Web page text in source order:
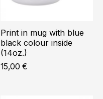
Print in mug with blue
black colour inside
(14oz.)
15,00 €